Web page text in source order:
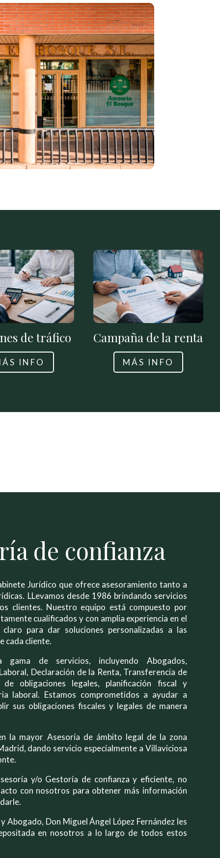
de tráfico
INFO
Campaña de la renta
MÁS INFO
de confianza
Jurídico que ofrece asesoramiento tanto a
LLevamos desde 1986 brindando servicios
clientes. Nuestro equipo está compuesto por
cualificados y con amplia experiencia en el
para dar soluciones personalizadas a las
cada cliente.
gama de servicios, incluyendo Abogados,
Declaración de la Renta, Transferencia de
de obligaciones legales, planificación fiscal y
laboral. Estamos comprometidos a ayudar a
sus obligaciones fiscales y legales de manera
la mayor Asesoría de ámbito legal de la zona
dando servicio especialmente a Villaviciosa
y/o Gestoría de confianza y eficiente, no
con nosotros para obtener más información
Abogado, Don Miguel Ángel López Fernández les
en nosotros a lo largo de todos estos